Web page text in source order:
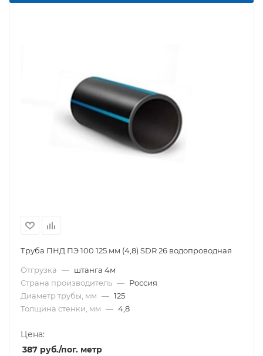
Труба ПНД ПЭ 100 125 мм (4,8) SDR 26 водопроводная
Отгрузка — штанга 4м
Страна производитель — Россия
Диаметр трубы, мм — 125
Толщина стенки, мм — 4,8
Цена:
387 руб./пог. метр